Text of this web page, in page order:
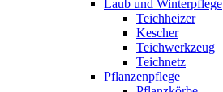
Laub und Winterpflege
Teichheizer
Kescher
Teichwerkzeug
Teichnetz
Pflanzenpflege